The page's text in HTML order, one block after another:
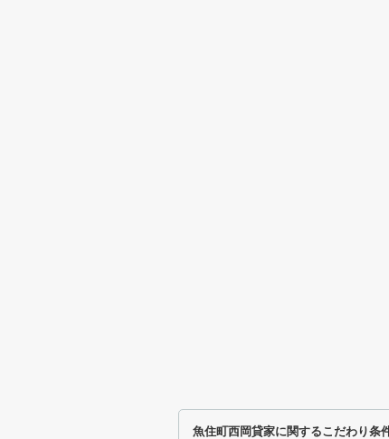
魚住町西岡貸家に関するこだわり条